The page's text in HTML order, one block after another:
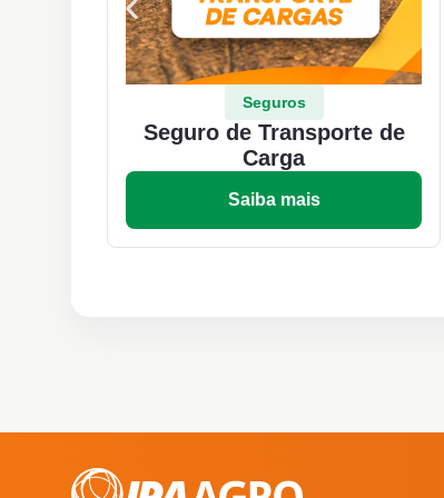
Seguros
Seguro de Transporte de
Carga
Saiba mais